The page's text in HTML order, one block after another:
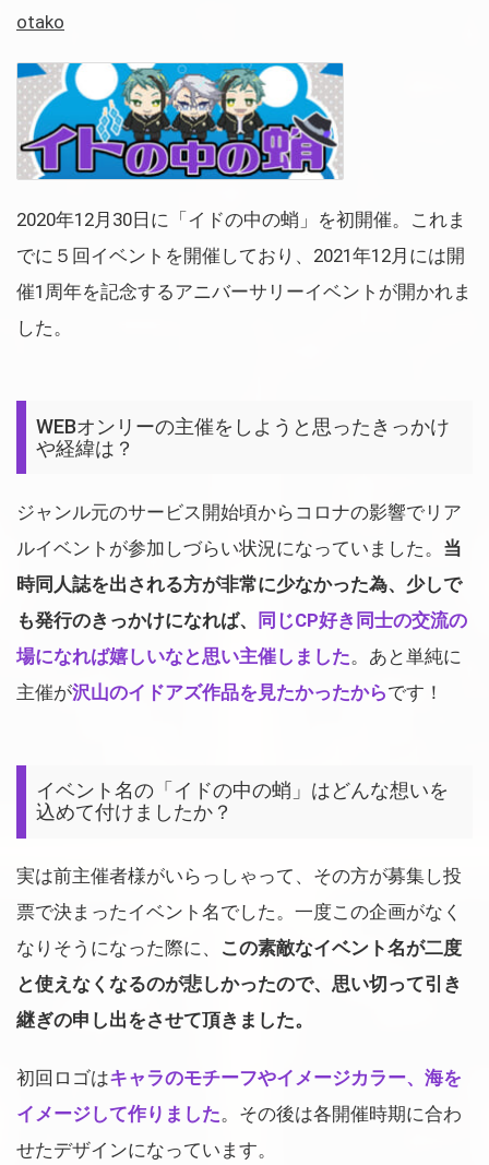
otako
2020年12月30日に「イドの中の蛸」を初開催。これま
でに５回イベントを開催しており、2021年12月には開
催1周年を記念するアニバーサリーイベントが開かれま
した。
WEBオンリーの主催をしようと思ったきっかけ
や経緯は？
ジャンル元のサービス開始頃からコロナの影響でリア
ルイベントが参加しづらい状況になっていました。 当
時同人誌を出される方が非常に少なかった為、少しで
も発行のきっかけになれば、 同じCP好き同士の交流の
場になれば嬉しいなと思い主催しました。あと単純に
主催が沢山のイドアズ作品を見たかったからです！
イベント名の「イドの中の蛸」はどんな想いを
込めて付けましたか？
実は前主催者様がいらっしゃって、その方が募集し投
票で決まったイベント名でした。一度この企画がなく
なりそうになった際に、 この素敵なイベント名が二度
と使えなくなるのが悲しかったので、思い切って引き
継ぎの申し出をさせて頂きました。
初回ロゴはキャラのモチーフやイメージカラー、海を
イメージして作りました。その後は各開催時期に合わ
せたデザインになっています。